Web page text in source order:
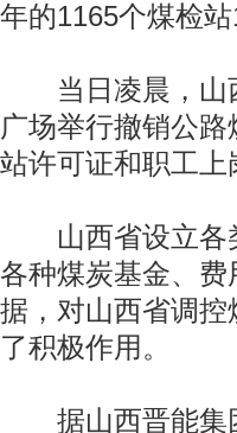
年的1165个煤检
当日凌晨，山西
广场举行撤销公
站许可证和职工上
山西省设立各类
各种煤炭基金、
据，对山西省调
了积极作用。
据山西晋能集团